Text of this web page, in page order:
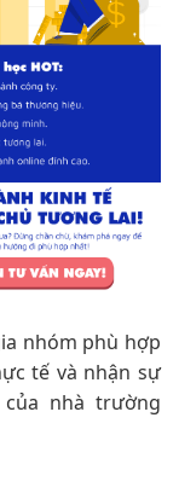
nhóm phù hợp
tế và nhận sự
nhà trường